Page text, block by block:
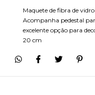
Maquete de fibra de
Acompanha pedestal
excelente opção para
20 cm